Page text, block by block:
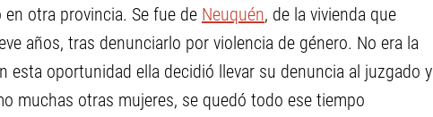
otra provincia. Se fue de Neuquén, de la vivienda que
años, tras denunciarlo por violencia de género. No era la
esta oportunidad ella decidió llevar su denuncia al juzgado y
muchas otras mujeres, se quedó todo ese tiempo